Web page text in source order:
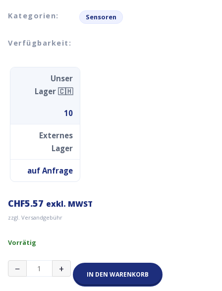
Kategorien: Sensoren
Verfügbarkeit:
Unser
Lager 🇨🇭
10
Externes
Lager
auf Anfrage
CHF5.57 exkl. MWST
zzgl. Versandgebühr
Vorrätig
−
Lolin
+ IN DEN WARENKORB